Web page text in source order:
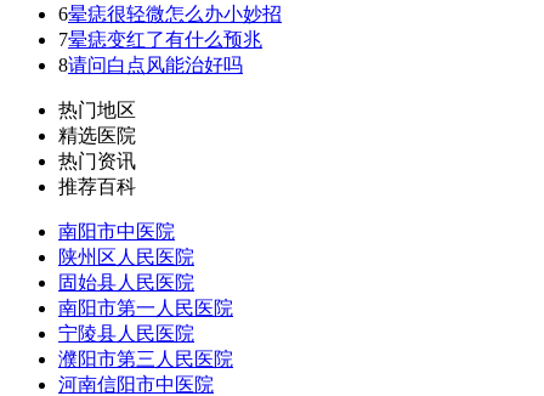
6晕痣很轻微怎么办小妙招
7晕痣变红了有什么预兆
8请问白点风能治好吗
热门地区
精选医院
热门资讯
推荐百科
南阳市中医院
陕州区人民医院
固始县人民医院
南阳市第一人民医院
宁陵县人民医院
濮阳市第三人民医院
河南信阳市中医院